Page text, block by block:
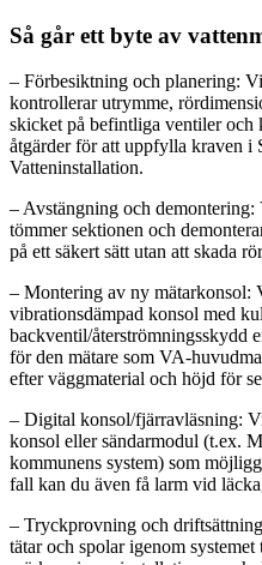
Så går ett byte av
– Förbesiktning och planering:
kontrollerar utrymme,
skicket på befintliga ventiler
åtgärder för att uppfylla kraven i
Vatteninstallation.
– Avstängning och
tömmer sektionen och
på ett säkert sätt utan att skada
– Montering av ny mätarkonsol:
vibrationsdämpad konsol med
backventil/återströmningsskydd
för den mätare som VA-
efter väggmaterial och höjd för
– Digital konsol/fjärravläsning:
konsol eller sändarmodul (t.ex.
kommunens system) som
fall kan du även få larm vid
– Tryckprovning och
tätar och spolar igenom